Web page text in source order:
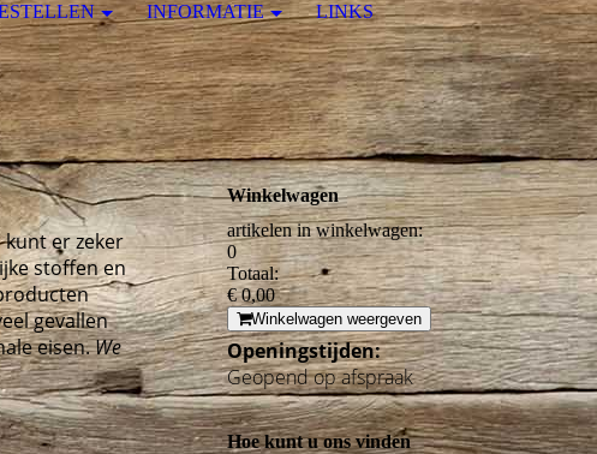
INFORMATIE LINKS
kunt er zeker
stoffen en
gevallen
eisen.We
Winkelwagen
artikelen in winkelwagen:
0
Totaal:
€ 0,00
Winkelwagen weergeven
Openingstijden:
Geopend op afspraak
Hoe kunt u ons vinden